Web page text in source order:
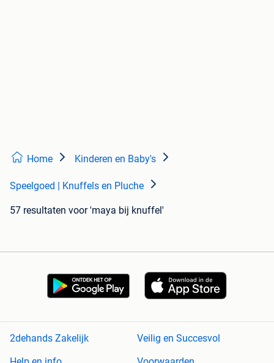
Home Kinderen en Baby's
Speelgoed | Knuffels en Pluche
57 resultaten voor 'maya bij knuffel'
2dehands Zakelijk
Veilig en Succesvol